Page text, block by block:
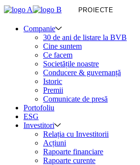
PROIECTE
Companie
30 de ani de listare la BVB
Cine suntem
Ce facem
Societățile noastre
Conducere & guvernanță
Istoric
Premii
Comunicate de presă
Portofoliu
ESG
Investitori
Relația cu Investitorii
Acțiuni
Rapoarte financiare
Rapoarte curente